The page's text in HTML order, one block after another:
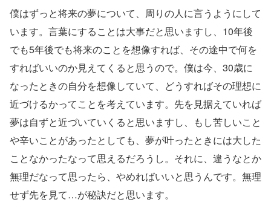
僕はずっと将来の夢について、周りの人に言うようにして
います。言葉にすることは大事だと思いますし、10年後
でも5年後でも将来のことを想像すれば、その途中で何を
すればいいのか見えてくると思うので。僕は今、30歳に
なったときの自分を想像していて、どうすればその理想に
近づけるかってことを考えています。先を見据えていれば
夢は自ずと近づいていくると思いますし、もし苦しいこと
や辛いことがあったとしても、夢が叶ったときには大した
ことなかったなって思えるだろうし。それに、違うなとか
無理だなって思ったら、やめればいいと思うんです。無理
せず先を見て…が秘訣だと思います。